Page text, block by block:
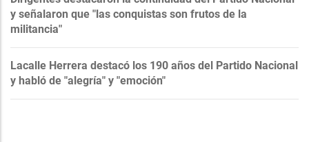
y señalaron que "las conquistas son frutos de la
militancia"
Lacalle Herrera destacó los 190 años del Partido Nacional
y habló de "alegría" y "emoción"